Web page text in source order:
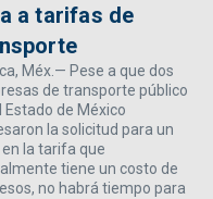
a tarifas de
Méx.— Pese a que dos
de transporte público
Estado de México
la solicitud para un
la tarifa que
tiene un costo de
no habrá tiempo para